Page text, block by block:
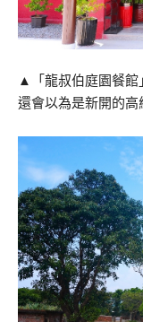
▲「龍叔伯庭園餐館
還會以為是新開的高